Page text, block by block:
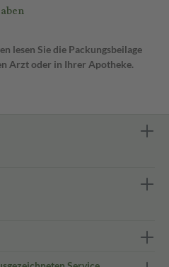
lesen Sie die Packungsbeilage
Arzt oder in Ihrer Apotheke.